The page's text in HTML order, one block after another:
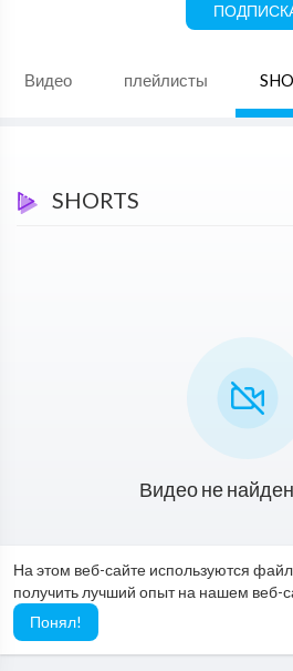
На этом веб-сайте используются
получить лучший опыт на нашем веб-
Понял!
Видео плейлисты
SHORTS
Видео не